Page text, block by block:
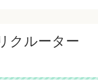
クルーター